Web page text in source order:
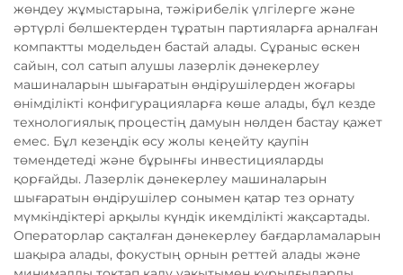
жөндеу жұмыстарына, тәжірибелік үлгілерге және
әртүрлі бөлшектерден тұратын партияларға арналған
компактты модельден бастай алады. Сұраныс өскен
сайын, сол сатып алушы лазерлік дәнекерлеу
машиналарын шығаратын өндірушілерден жоғары
өнімділікті конфигурацияларға көше алады, бұл кезде
технологиялық процестің дамуын нөлден бастау қажет
емес. Бұл кезеңдік өсу жолы кеңейту қаупін
төмендетеді және бұрынғы инвестицияларды
қорғайды. Лазерлік дәнекерлеу машиналарын
шығаратын өндірушілер сонымен қатар тез орнату
мүмкіндіктері арқылы күндік икемділікті жақсартады.
Операторлар сақталған дәнекерлеу бағдарламаларын
шақыра алады, фокустың орнын реттей алады және